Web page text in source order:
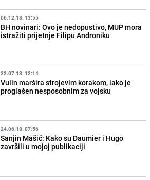
06.12.18. 13:55
BH novinari: Ovo je nedopustivo, MUP mora
istražiti prijetnje Filipu Androniku
22.07.18. 12:14
Vulin maršira strojevim korakom, iako je
proglašen nesposobnim za vojsku
24.06.18. 07:56
Sanjin Mašić: Kako su Daumier i Hugo
završili u mojoj publikaciji